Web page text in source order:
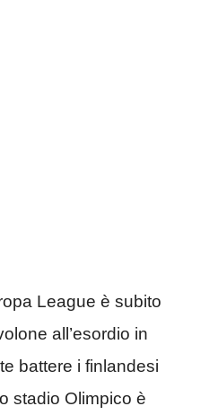
League è subito
all’esordio in
battere i finlandesi
stadio Olimpico è